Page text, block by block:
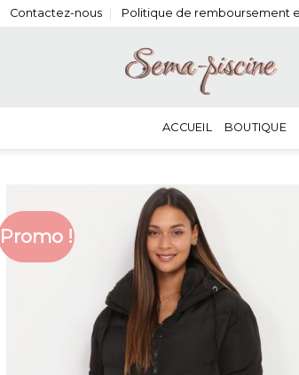
Contactez-nous Politique de remboursement
ACCUEIL BOUTIQUE
Promo !